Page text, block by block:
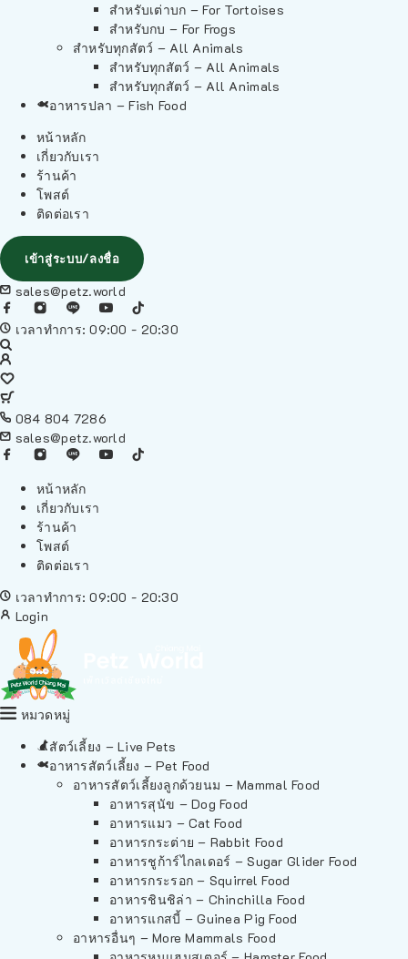
สำหรับเต่าบก – For Tortoises
สำหรับกบ – For Frogs
สำหรับทุกสัตว์ – All Animals
สำหรับทุกสัตว์ – All Animals
สำหรับทุกสัตว์ – All Animals
อาหารปลา – Fish Food
หน้าหลัก
เกี่ยวกับเรา
ร้านค้า
โพสต์
ติดต่อเรา
เข้าสู่ระบบ/ลงชื่อ
sales@petz.world
เวลาทำการ: 09:00 - 20:30
084 804 7286
sales@petz.world
หน้าหลัก
เกี่ยวกับเรา
ร้านค้า
โพสต์
ติดต่อเรา
เวลาทำการ: 09:00 - 20:30
Login
หมวดหมู่
สัตว์เลี้ยง – Live Pets
อาหารสัตว์เลี้ยง – Pet Food
อาหารสัตว์เลี้ยงลูกด้วยนม – Mammal Food
อาหารสุนัข – Dog Food
อาหารแมว – Cat Food
อาหารกระต่าย – Rabbit Food
อาหารชูก้าร์ไกลเดอร์ – Sugar Glider Food
อาหารกระรอก – Squirrel Food
อาหารชินชิล่า – Chinchilla Food
อาหารแกสบี้ – Guinea Pig Food
อาหารอื่นๆ – More Mammals Food